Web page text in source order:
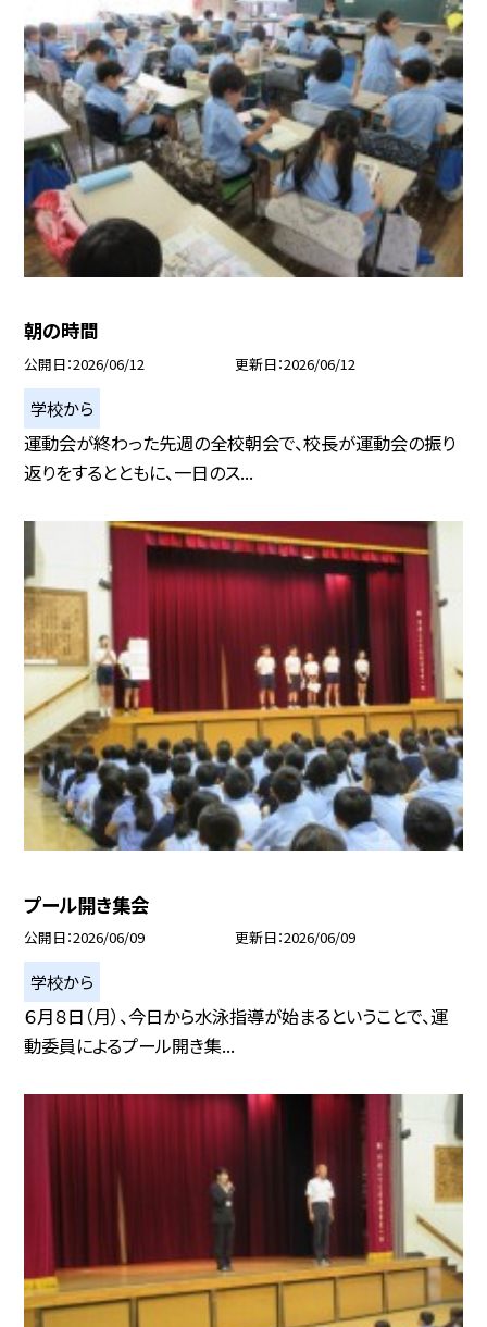
朝の時間
公開日 2026/06/12 更新日 2026/06/12
学校から
運動会が終わった先週の全校朝会で、校長が運動会の振り
返りをするとともに、一日のス...
プール開き集会
公開日 2026/06/09 更新日 2026/06/09
学校から
６月８日（月）、今日から水泳指導が始まるということで、運
動委員によるプール開き集...